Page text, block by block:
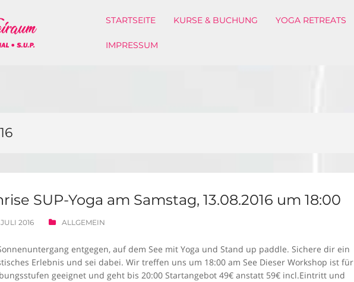
STARTSEITE KURSE & BUCHUNG YOGA RETREATS
IMPRESSUM
SUP-Yoga am Samstag, 13.08.2016 um 18:00
2016 ALLGEMEIN
entgegen, auf dem See mit Yoga und Stand up paddle. Sichere dir ein
Erlebnis und sei dabei. Wir treffen uns um 18:00 am See Dieser Workshop ist für
geeignet und geht bis 20:00 Startangebot 49€ anstatt 59€ incl.Eintritt und